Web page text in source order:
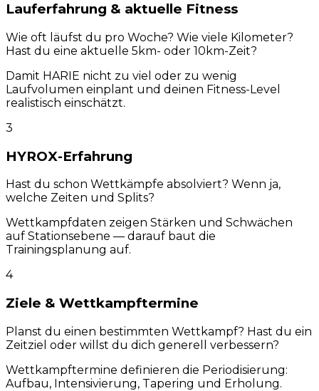
Lauferfahrung & aktuelle Fitness
Wie oft läufst du pro Woche? Wie viele Kilometer?
Hast du eine aktuelle 5km- oder 10km-Zeit?
Damit HARIE nicht zu viel oder zu wenig
Laufvolumen einplant und deinen Fitness-Level
realistisch einschätzt.
3
HYROX-Erfahrung
Hast du schon Wettkämpfe absolviert? Wenn ja,
welche Zeiten und Splits?
Wettkampfdaten zeigen Stärken und Schwächen
auf Stationsebene — darauf baut die
Trainingsplanung auf.
4
Ziele & Wettkampftermine
Planst du einen bestimmten Wettkampf? Hast du ein
Zeitziel oder willst du dich generell verbessern?
Wettkampftermine definieren die Periodisierung:
Aufbau, Intensivierung, Tapering und Erholung.